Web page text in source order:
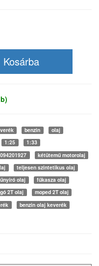
benzin
olaj
1:25
1:33
kétütemű motorolaj
teljesen szintetikus olaj
olaj
fűkasza olaj
2T olaj
moped 2T olaj
benzin olaj keverék